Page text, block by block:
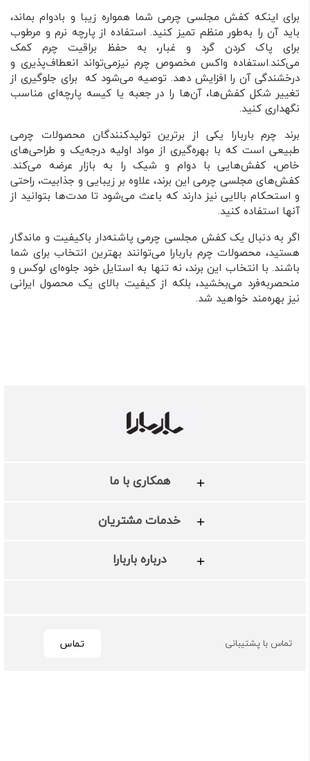
برای اینکه کفش مجلسی چرمی شما همواره زیبا و بادوام بماند،
باید آن را به‌طور منظم تمیز کنید. استفاده از پارچه نرم و مرطوب
برای پاک کردن گرد و غبار، به حفظ براقیت چرم کمک
می‌کند.استفاده واکس مخصوص چرم نیزمی‌تواند انعطاف‌پذیری و
درخشندگی آن را افزایش دهد. توصیه می‌شود که برای جلوگیری از
تغییر شکل کفش‌ها، آن‌ها را در جعبه یا کیسه پارچه‌ای مناسب
نگهداری کنید.
برند چرم باربارا یکی از برترین تولیدکنندگان محصولات چرمی
طبیعی است که با بهره‌گیری از مواد اولیه درجه‌یک و طراحی‌های
خاص، کفش‌هایی با دوام و شیک را به بازار عرضه می‌کند.
کفش‌های مجلسی چرمی این برند، علاوه بر زیبایی و جذابیت، راحتی
و استحکام بالایی نیز دارند که باعث می‌شود تا مدت‌ها بتوانید از
آنها استفاده کنید.
اگر به دنبال یک کفش مجلسی چرمی پاشنه‌دار باکیفیت و ماندگار
هستید، محصولات چرم باربارا می‌توانند بهترین انتخاب برای شما
باشند. با انتخاب این برند، نه تنها به استایل خود جلوه‌ای لوکس و
منحصربه‌فرد می‌بخشید، بلکه از کیفیت بالای یک محصول ایرانی
نیز بهره‌مند خواهید شد.
همکاری با ما
خدمات مشتریان
درباره باربارا
تماس با پشتیبانی تماس